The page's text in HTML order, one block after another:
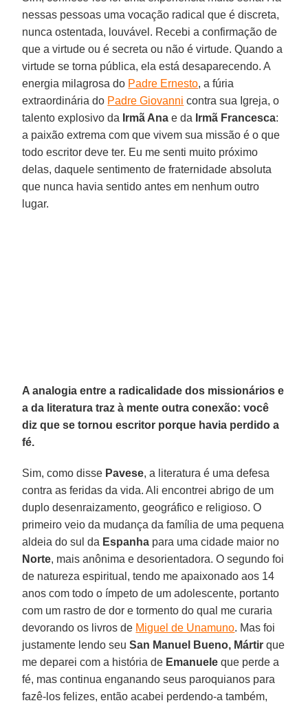
nessas pessoas uma vocação radical que é discreta,
nunca ostentada, louvável. Recebi a confirmação de
que a virtude ou é secreta ou não é virtude. Quando a
virtude se torna pública, ela está desaparecendo. A
energia milagrosa do Padre Ernesto, a fúria
extraordinária do Padre Giovanni contra sua Igreja, o
talento explosivo da Irmã Ana e da Irmã Francesca:
a paixão extrema com que vivem sua missão é o que
todo escritor deve ter. Eu me senti muito próximo
delas, daquele sentimento de fraternidade absoluta
que nunca havia sentido antes em nenhum outro
lugar.
A analogia entre a radicalidade dos missionários e
a da literatura traz à mente outra conexão: você
diz que se tornou escritor porque havia perdido a
fé.
Sim, como disse Pavese, a literatura é uma defesa
contra as feridas da vida. Ali encontrei abrigo de um
duplo desenraizamento, geográfico e religioso. O
primeiro veio da mudança da família de uma pequena
aldeia do sul da Espanha para uma cidade maior no
Norte, mais anônima e desorientadora. O segundo foi
de natureza espiritual, tendo me apaixonado aos 14
anos com todo o ímpeto de um adolescente, portanto
com um rastro de dor e tormento do qual me curaria
devorando os livros de Miguel de Unamuno. Mas foi
justamente lendo seuSan Manuel Bueno, Mártir que
me deparei com a história de Emanuele que perde a
fé, mas continua enganando seus paroquianos para
fazê-los felizes, então acabei perdendo-a também,